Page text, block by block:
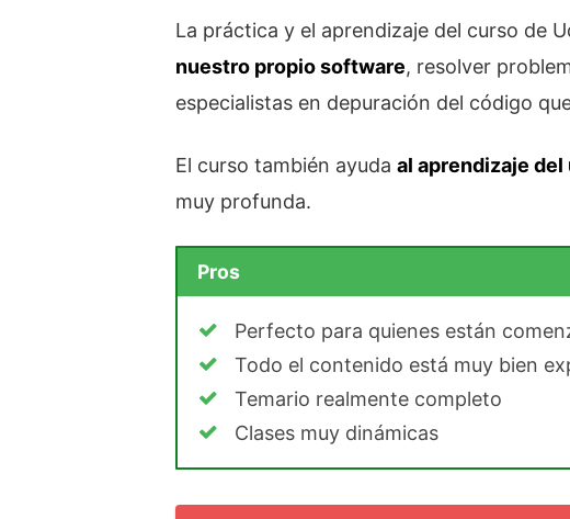
La práctica y el aprendizaje del curso de
nuestro propio software, resolver
especialistas en depuración del código
El curso también ayuda al aprendizaje del
muy profunda.
Pros
Perfecto para quienes están
Todo el contenido está muy bien
Temario realmente completo
Clases muy dinámicas